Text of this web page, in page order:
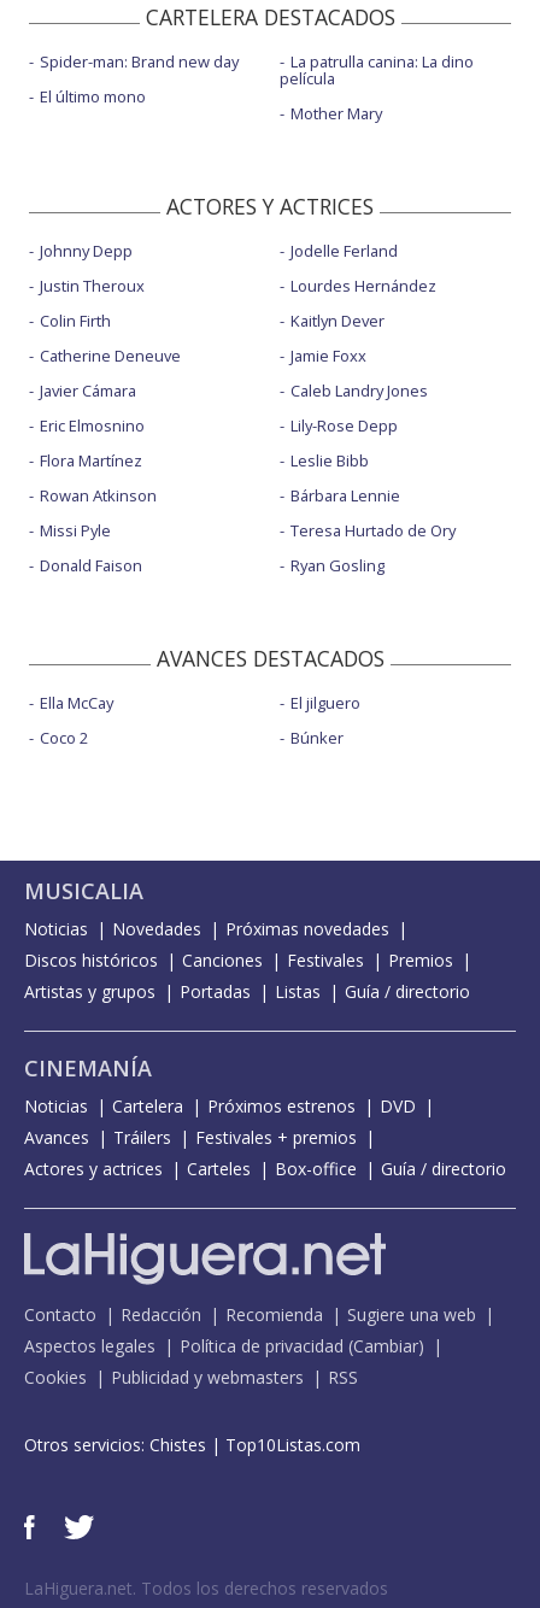
CARTELERA DESTACADOS
Spider-man: Brand new day
El último mono
La patrulla canina: La dino
película
Mother Mary
ACTORES Y ACTRICES
Johnny Depp
Justin Theroux
Colin Firth
Catherine Deneuve
Javier Cámara
Eric Elmosnino
Flora Martínez
Rowan Atkinson
Missi Pyle
Donald Faison
Jodelle Ferland
Lourdes Hernández
Kaitlyn Dever
Jamie Foxx
Caleb Landry Jones
Lily-Rose Depp
Leslie Bibb
Bárbara Lennie
Teresa Hurtado de Ory
Ryan Gosling
AVANCES DESTACADOS
Ella McCay
Coco 2
El jilguero
Búnker
MUSICALIA
Noticias Novedades
Próximas novedades
Discos históricos
Canciones Festivales
Premios
Artistas y grupos
Portadas Listas Guía / directorio
CINEMANÍA
Noticias Cartelera Próximos estrenos
DVD
Avances
Tráilers
Festivales + premios
Actores y actrices
Carteles Box-office Guía / directorio
Contacto Redacción Recomienda
Sugiere una web
Aspectos legales
Política de privacidad (Cambiar)
Cookies
Publicidad y webmasters RSS
Otros servicios: Chistes | Top10Listas.com
LaHiguera.net. Todos los derechos reservados